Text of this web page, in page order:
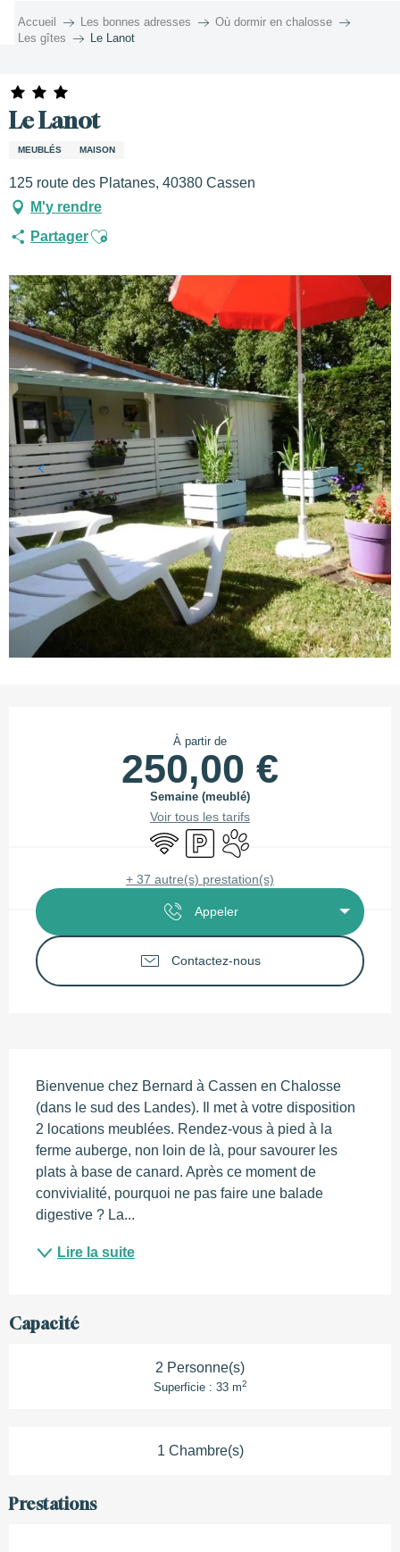
Accueil Les bonnes adresses
Où dormir en chalosse
Les gîtes
Le Lanot
Le Lanot
MEUBLÉS MAISON
125 route des Platanes, 40380 Cassen
M'y rendre
PartagerAjouter aux favoris
À partir de
250,00 €
Semaine (meublé)
Voir tous les tarifs
WiFi ParkingAnimaux acceptés
+ 37 autre(s) prestation(s)
Appeler
Contactez-nous
Bienvenue chez Bernard à Cassen en Chalosse
(dans le sud des Landes). Il met à votre disposition
2 locations meublées. Rendez-vous à pied à la
ferme auberge, non loin de là, pour savourer les
plats à base de canard. Après ce moment de
convivialité, pourquoi ne pas faire une balade
digestive ? La...
Lire la suite
Capacité
2 Personne(s)
Superficie : 33 m2
1 Chambre(s)
Prestations